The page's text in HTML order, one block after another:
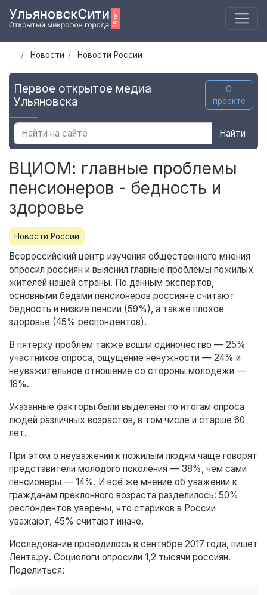
Новости Новости России
Первое открытое медиа
Ульяновска
О
проекте
Найти
ВЦИОМ: главные проблемы
пенсионеров - бедность и
здоровье
Новости России
Всероссийский центр изучения общественного мнения
опросил россиян и выяснил главные проблемы пожилых
жителей нашей страны. По данным экспертов,
основными бедами пенсионеров россияне считают
бедность и низкие пенсии (59%), а также плохое
здоровье (45% респондентов).
В пятерку проблем также вошли одиночество — 25%
участников опроса, ощущение ненужности — 24% и
неуважительное отношение со стороны молодежи —
18%.
Указанные факторы были выделены по итогам опроса
людей различных возрастов, в том числе и старше 60
лет.
При этом о неуважении к пожилым людям чаще говорят
представители молодого поколения — 38%, чем сами
пенсионеры — 14%. И всё же мнение об уважении к
гражданам преклонного возраста разделилось: 50%
респондентов уверены, что стариков в России
уважают, 45% считают иначе.
Исследование проводилось в сентябре 2017 года, пишет
Лента.ру. Социологи опросили 1,2 тысячи россиян.
Поделиться: